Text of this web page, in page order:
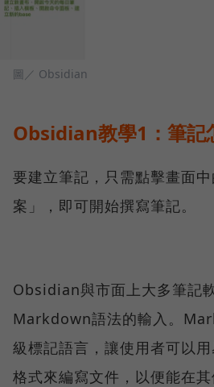
圖／ Obsidian
Obsidian教學1：筆記
要建立筆記，只需點擊畫面
案」，即可開始撰寫筆記。
Obsidian與市面上大多筆記
Markdown語法的輸入。
級標記語言，讓使用者可以
格式來編寫文件，以便能在